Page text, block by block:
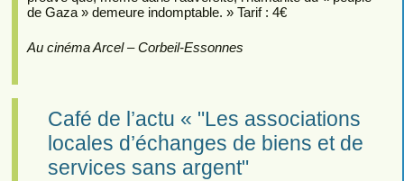
de Gaza » demeure indomptable. » Tarif : 4€
Au cinéma Arcel – Corbeil-Essonnes
Café de l’actu « "Les associations
locales d’échanges de biens et de
services sans argent"